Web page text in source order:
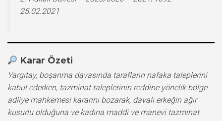
25.02.2021
Karar Özeti
Yargıtay, boşanma davasında tarafların nafaka taleplerini
kabul ederken, tazminat taleplerinin reddine yönelik bölge
adliye mahkemesi kararını bozarak, davalı erkeğin ağır
kusurlu olduğuna ve kadına maddi ve manevi tazminat